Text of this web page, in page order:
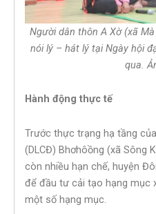
Người dân thôn A Xờ (xã
nói lý – hát lý tại Ngày hội
qua.
Hành động thực tế
Trước thực trạng hạ tầng
(DLCĐ) Bhơhôồng (xã Sông
còn nhiều hạn chế, huyện
để đầu tư cải tạo hạng mục
một số hạng mục.